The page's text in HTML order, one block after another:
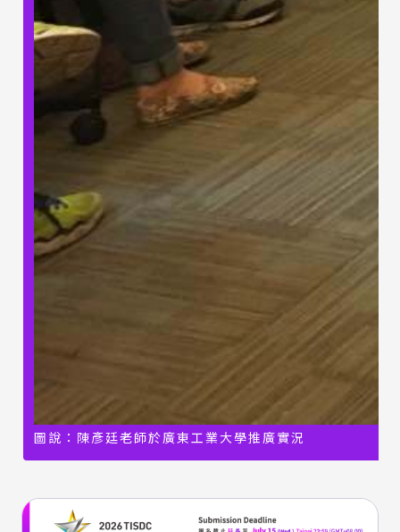
圖說： 陳彥廷老師於廣東工業大學推廣實況